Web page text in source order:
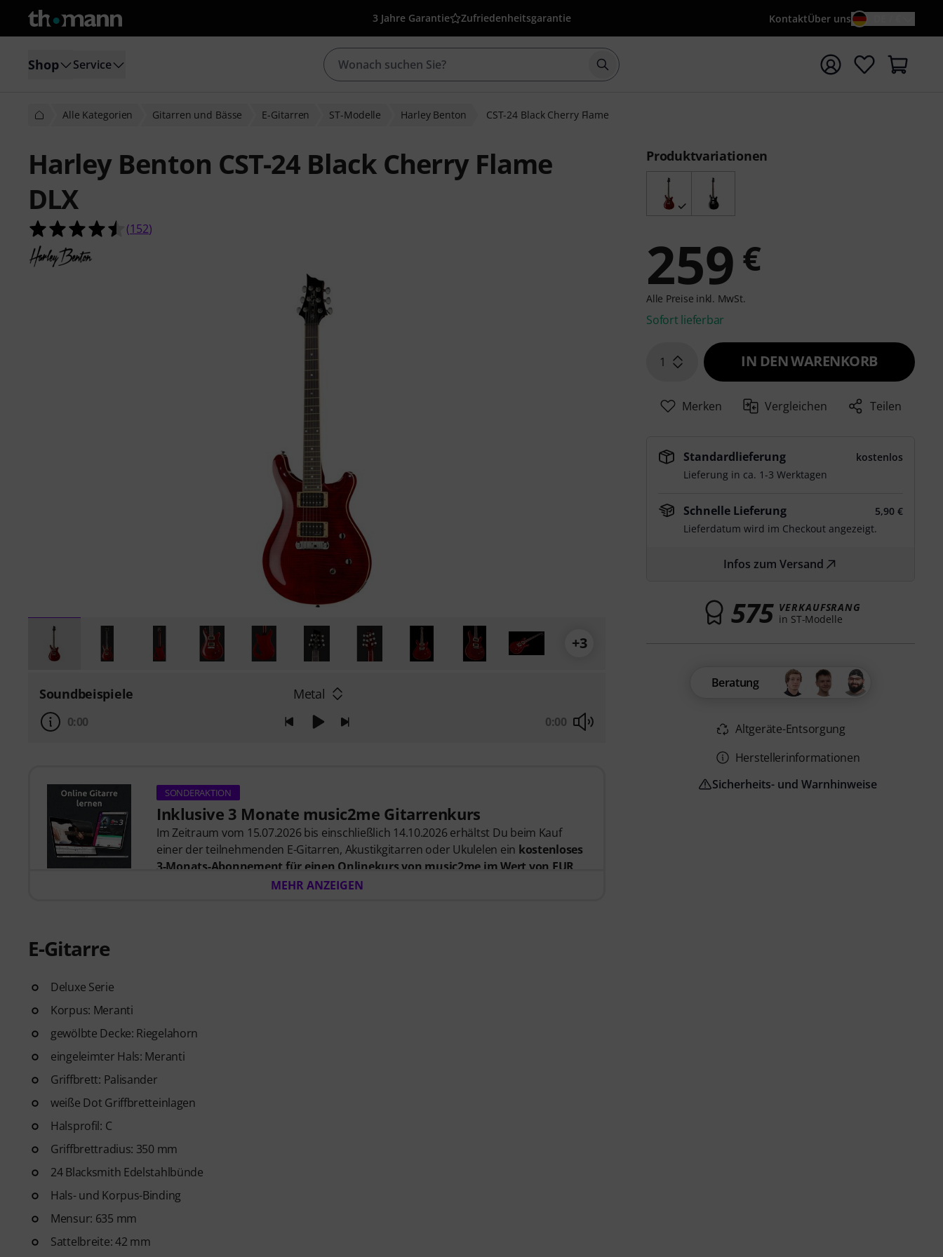
3 Jahre Garantie Zufriedenheitsgarantie KontaktÜber uns
Shop Service Suche mit Suchwort {searchTerm} starten
Alle Kategorien Gitarren und Bässe E-Gitarren ST-Modelle Harley Benton CST-24 Black Cherry Flame
Harley Benton CST-24 Black Cherry Flame
DLX
4.5 von 5 Sternen aus 152 Kundenbewertungen
(152)
+3
Soundbeispiele Metal
0:00 0:00
SONDERAKTION
Inklusive 3 Monate music2me Gitarrenkurs
Im Zeitraum vom 15.07.2026 bis einschließlich 14.10.2026 erhältst Du beim Kauf
einer der teilnehmenden E-Gitarren, Akustikgitarren oder Ukulelen ein kostenloses
3-Monats-Abonnement für einen Onlinekurs von music2me im Wert von EUR
. Nach dem Versand deiner Bestellung bekommst du den Freischaltcode
weitere Features.
MEHR ANZEIGEN
E-Gitarre
Deluxe Serie
Korpus: Meranti
gewölbte Decke: Riegelahorn
eingeleimter Hals: Meranti
Griffbrett: Palisander
weiße Dot Griffbretteinlagen
Halsprofil: C
Griffbrettradius: 350 mm
24 Blacksmith Edelstahlbünde
Hals- und Korpus-Binding
Mensur: 635 mm
Sattelbreite: 42 mm
Produktvariationen
259 €
Alle Preise inkl. MwSt.
Sofort lieferbar
1 IN DEN WARENKORB
Merken Vergleichen Teilen
Standardlieferung
kostenlos
Lieferung in ca. 1-3 Werktagen
Schnelle Lieferung
5,90 €
Lieferdatum wird im Checkout angezeigt.
Infos zum Versand
575 VERKAUFSRANG
in ST-Modelle
Beratung
Altgeräte-Entsorgung
Herstellerinformationen
Sicherheits- und Warnhinweise